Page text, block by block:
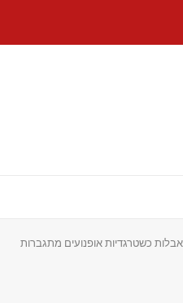
כשטרגדיות אופנועים מתגברות